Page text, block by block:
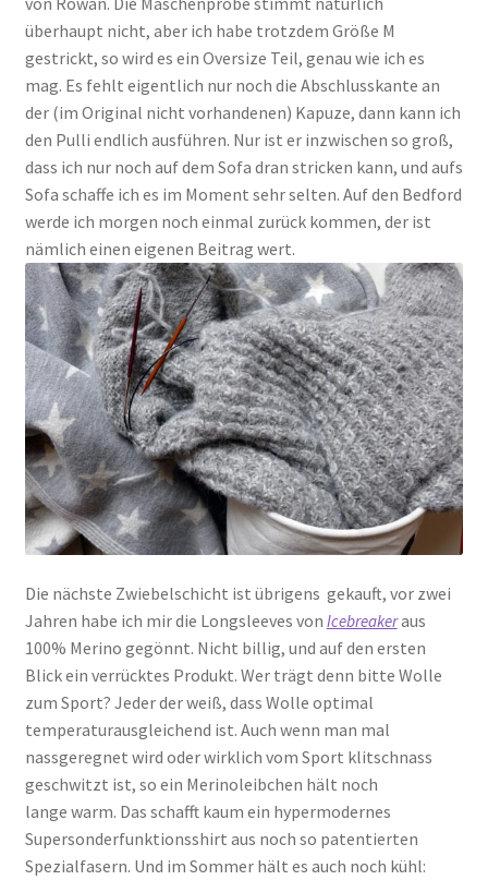
überhaupt nicht, aber ich habe trotzdem Größe M
gestrickt, so wird es ein Oversize Teil, genau wie ich es
mag. Es fehlt eigentlich nur noch die Abschlusskante an
der (im Original nicht vorhandenen) Kapuze, dann kann ich
den Pulli endlich ausführen. Nur ist er inzwischen so groß,
dass ich nur noch auf dem Sofa dran stricken kann, und aufs
Sofa schaffe ich es im Moment sehr selten. Auf den Bedford
werde ich morgen noch einmal zurück kommen, der ist
nämlich einen eigenen Beitrag wert.
Die nächste Zwiebelschicht ist übrigens gekauft, vor zwei
Jahren habe ich mir die Longsleeves von Icebreakeraus
100% Merino gegönnt. Nicht billig, und auf den ersten
Blick ein verrücktes Produkt. Wer trägt denn bitte Wolle
zum Sport? Jeder der weiß, dass Wolle optimal
temperaturausgleichend ist. Auch wenn man mal
nassgeregnet wird oder wirklich vom Sport klitschnass
geschwitzt ist, so ein Merinoleibchen hält noch
lange warm. Das schafft kaum ein hypermodernes
Supersonderfunktionsshirt aus noch so patentierten
Spezialfasern. Und im Sommer hält es auch noch kühl: